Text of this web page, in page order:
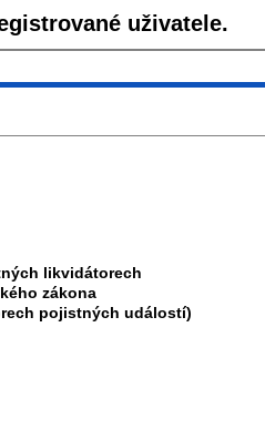
uživatele.
likvidátorech
zákona
pojistných událostí)